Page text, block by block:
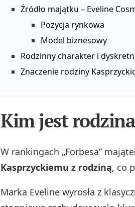
Źródło majątku – Eveline
Pozycja rynkowa
Model biznesowy
Rodzinny charakter i
Znaczenie rodziny
Kim jest
W rankingach „Forbesa”
Kasprzyckiemu z rodziną, co
Marka Eveline wyrosła z